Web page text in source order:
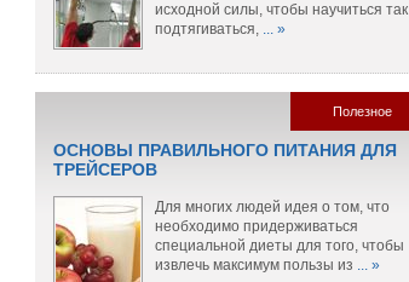
исходной силы, чтобы научиться так
подтягиваться, ... »
Полезное
ОСНОВЫ ПРАВИЛЬНОГО ПИТАНИЯ ДЛЯ
ТРЕЙСЕРОВ
Для многих людей идея о том, что
необходимо придерживаться
специальной диеты для того, чтобы
извлечь максимум пользы из ... »